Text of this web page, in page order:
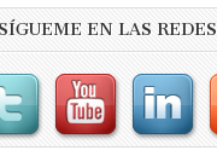
SÍGUEME EN LAS REDES